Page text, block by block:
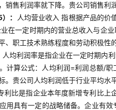
销售利润率就下降。贵公司销售
：
人均营业收入 指根据产品的价
在一定时期内的营业总收入与企
、职工技术熟练程度和劳动积极
人均利润率是指企业在一定时期内
计算公式：人均利润=利润总额/
。贵公司人均利润低于行业平均
利比是指企业本年度新增专利比上
用具有一定的战略储备。企业有